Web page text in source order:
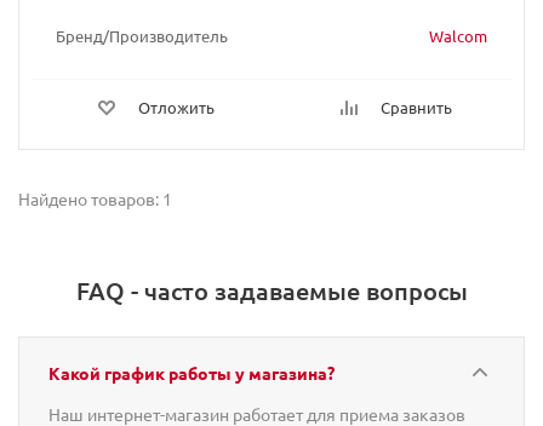
Бренд/Производитель Walcom
Отложить Сравнить
Найдено товаров: 1
FAQ - часто задаваемые вопросы
Какой график работы у магазина?
Наш интернет-магазин работает для приема заказов